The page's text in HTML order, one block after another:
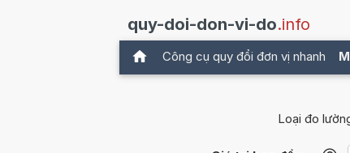
quy-doi-don-vi-do.info
Công cụ quy đổi đơn vị nhanh
Loại đo